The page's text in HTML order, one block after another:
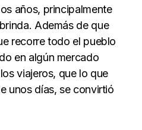
años, principalmente
Además de que
recorre todo el pueblo
en algún mercado
viajeros, que lo que
unos días, se convirtió